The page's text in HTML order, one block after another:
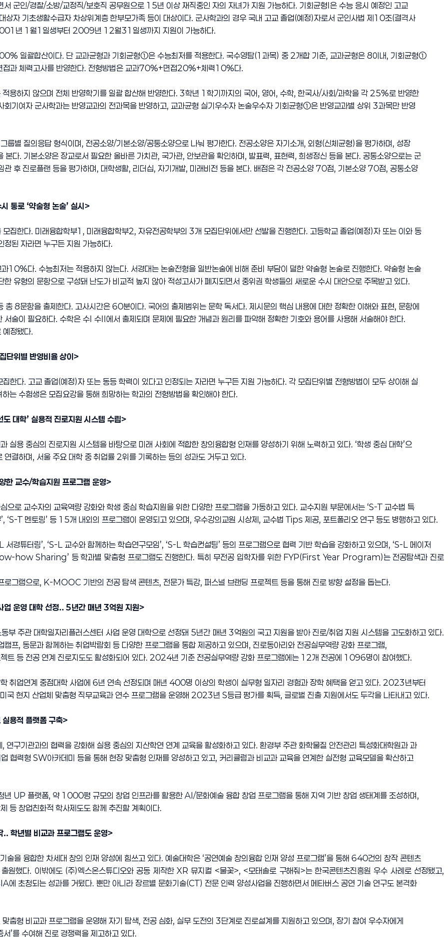
서 군인/경찰/소방/교정직/보호직 공무원으로 15년 이상 재직중인 자의 자녀가 지원 가능하다. 기회균형Ⅰ은 수능 응시 예정인 고교
상자 기초생활수급자 차상위계층 한부모가족 등이 대상이다. 군사학과의 경우 국내 고교 졸업(예정)자로서 군인사법 제10조(결격사
년 1월1일생부터 2009년 12월31일생까지 지원이 가능하다.
일괄합산이다. 단 교과균형과 기회균형①은 수능최저를 적용한다. 국수영탐(1과목) 중 2개합 기준, 교과균형은 8이내, 기회균형①
접과 체력고사를 반영한다. 전형방법은 교과70%+면접20%+체력10%다.
적용하지 않으며 전체 반영학기를 일괄 합산해 반영한다. 3학년 1학기까지의 국어, 영어, 수학, 한국사/사회/과학을 각 25%로 반영한
회기여자 군사학과는 반영교과의 전과목을 반영하고, 교과균형 실기우수자 논술우수자 기회균형①은 반영교과별 상위 3과목만 반영
룹별 질의응답 형식이며, 전공소양/기본소양/공통소양으로 나눠 평가한다. 전공소양은 자기소개, 외형(신체균형)을 평가하며, 성장
본다. 기본소양은 장교로서 필요한 올바른 가치관, 국가관, 안보관을 확인하며, 발표력, 표현력, 희생정신 등을 본다. 공통소양으로는 군
관 후 진로플랜 등을 평가하며, 대학생활, 리더십, 자기개발, 미래비전 등을 본다. 배점은 각 전공소양 70점, 기본소양 70점, 공통소양
통로 ‘약술형 논술’ 실시>
집한다. 미래융합학부1, 미래융합학부2, 자유전공학부의 3개 모집단위에서만 선발을 진행한다. 고등학교 졸업(예정)자 또는 이와 동
정된 자라면 누구든 지원 가능하다.
10%다. 수능최저는 적용하지 않는다. 서경대는 논술전형을 일반논술에 비해 준비 부담이 덜한 약술형 논술로 진행한다. 약술형 논술
한 유형의 문항으로 구성돼 난도가 비교적 높지 않아 적성고사가 폐지되면서 중위권 학생들의 새로운 수시 대안으로 주목받고 있다.
총 8문항을 출제한다. 고사시간은 60분이다. 국어의 출제범위는 문학 독서다. 제시문의 핵심 내용에 대한 정확한 이해와 표현, 문항에
서술이 필요하다. 수학은 수Ⅰ 수Ⅱ에서 출제되며 문제에 필요한 개념과 원리를 파악해 정확한 기호와 용어를 사용해 서술해야 한다.
정됐다.
단위별 반영비율 상이>
한다. 고교 졸업(예정)자 또는 동등 학력이 있다고 인정되는 자라면 누구든 지원 가능하다. 각 모집단위별 전형방법이 모두 상이해 실
는 수험생은 모집요강을 통해 희망하는 학과의 전형방법을 확인해야 한다.
도 대학’ 실용적 진로지원 시스템 수립>
실용 중심의 진로지원 시스템을 바탕으로 미래 사회에 적합한 창의융합형 인재를 양성하기 위해 노력하고 있다. ‘학생 중심 대학’으
연결하며, 서울 주요 대학 중 취업률 2위를 기록하는 등의 성과도 거두고 있다.
한 교수/학습지원 프로그램 운영>
으로 교수자의 교육역량 강화와 학생 중심 학습지원을 위한 다양한 프로그램을 가동하고 있다. 교수지원 부문에서는 ‘S-T 교수법 특
‘S-T 멘토링’ 등 15개 내외의 프로그램이 운영되고 있으며, 우수강의교원 시상제, 교수법 Tips 제공, 포트폴리오 연구 등도 병행하고 있다.
서경튜터링’, ‘S-L 교수와 함께하는 학습연구모임’, ‘S-L 학습컨설팅’ 등의 프로그램으로 협력 기반 학습을 강화하고 있으며, ‘S-L 메이저
how Sharing’ 등 학과별 맞춤형 프로그램도 진행한다. 특히 무전공 입학자를 위한 FYP(First Year Program)는 전공탐색과 진로
로그램으로, K-MOOC 기반의 전공 탐색 콘텐츠, 전문가 특강, 퍼스널 브랜딩 프로젝트 등을 통해 진로 방향 설정을 돕는다.
업 운영 대학 선정.. 5년간 매년 3억원 지원>
부 주관 대학일자리플러스센터 사업 운영 대학으로 선정돼 5년간 매년 3억원의 국고 지원을 받아 진로/취업 지원 시스템을 고도화하고 있다.
캠프, 동문과 함께하는 취업박람회 등 다양한 프로그램을 통합 제공하고 있으며, 진로동아리와 전공실무역량 강화 프로그램,
젝트 등 전공 연계 진로지도도 활성화되어 있다. 2024년 기준 전공실무역량 강화 프로그램에는 12개 전공에 1096명이 참여했다.
취업연계 중점대학 사업에 6년 연속 선정되며 매년 400명 이상의 학생이 실무형 일자리 경험과 장학 혜택을 얻고 있다. 2023년부터
현지 산업체 맞춤형 직무교육과 연수 프로그램을 운영해 2023년 S등급 평가를 획득, 글로벌 진출 지원에서도 두각을 나타내고 있다.
용적 플랫폼 구축>
연구기관과의 협력을 강화해 실용 중심의 지산학연 연계 교육을 활성화하고 있다. 환경부 주관 화학물질 안전관리 특성화대학원과 과
협력형 SW아카데미 등을 통해 현장 맞춤형 인재를 양성하고 있고, 커리큘럼과 비교과 교육을 연계한 실전형 교육모델을 확산하고
년 UP 플랫폼, 약 1000평 규모의 창업 인프라를 활용한 AI/문화예술 융합 창업 프로그램을 통해 지역 기반 창업 생태계를 조성하며,
등 창업친화적 학사제도도 함께 추진할 계획이다.
학년별 비교과 프로그램도 운영>
술을 융합한 차세대 창의 인재 양성에 힘쓰고 있다. 예술대학은 ‘공연예술 창의융합 인재 양성 프로그램’을 통해 640건의 창작 콘텐츠
원했다. 이밖에도 (주)엑스온스튜디오와 공동 제작한 XR 뮤지컬 <물꽃>, <모태솔로 구해줘>는 한국콘텐츠진흥원 우수 사례로 선정됐고,
초청되는 성과를 거뒀다. 뿐만 아니라 장르별 문화기술(CT) 전문 인력 양성사업을 진행하면서 메타버스 공연 기술 연구도 본격화
춤형 비교과 프로그램을 운영해 자기 탐색, 전공 심화, 실무 도전의 3단계로 진로설계를 지원하고 있으며, 장기 참여 우수자에게
’를 수여해 진로 경쟁력을 제고하고 있다.